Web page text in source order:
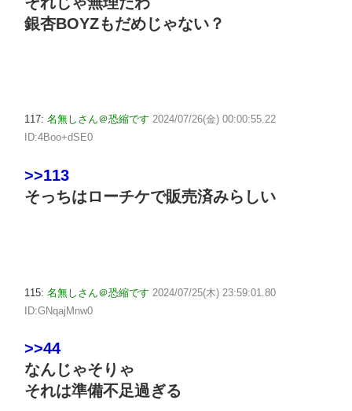
銀杏BOYZもだめじゃない？
117: 名無しさん＠恐縮です 2024/07/26(金) 00:00:55.22
ID:4Boo+dSE0
>>113
そっちはローチケで販売済みらしい
115: 名無しさん＠恐縮です 2024/07/25(木) 23:59:01.80
ID:GNqajMnw0
>>44
なんじゃそりゃ
それは準備不足過ぎる